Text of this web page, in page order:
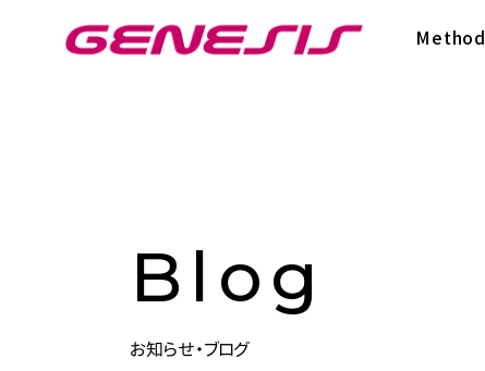
次世代型超個別塾Genesis Method
Blog
お知らせ・ブログ